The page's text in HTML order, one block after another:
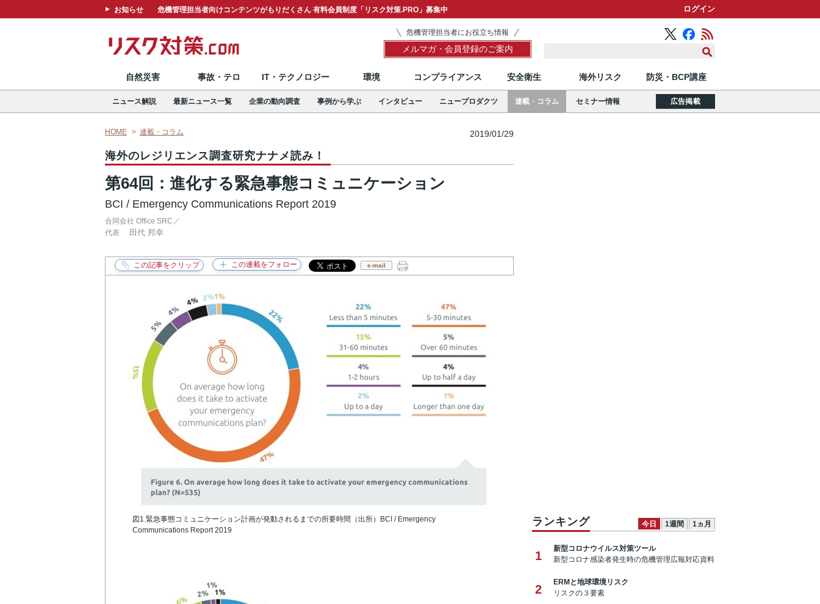
お知らせ 危機管理担当者向けコンテンツがもりだくさん 有料会員制度「リスク対策.PRO」募集中 ログイン
危機管理担当者にお役立ち情報
メルマガ・会員登録のご案内
自然災害 事故・テロ IT・テクノロジー 環境 コンプライアンス 安全衛生 海外リスク 防災・BCP講座
ニュース解説 最新ニュース一覧 企業の動向調査 事例から学ぶ インタビュー ニュープロダクツ 連載・コラム セミナー情報 広告掲載
HOME 連載・コラム 2019/01/29
海外のレジリエンス調査研究ナナメ読み！
第64回：進化する緊急事態コミュニケーション
BCI / Emergency Communications Report 2019
合同会社 Office SRC／
代表
田代 邦幸
e-mail
図1.緊急事態コミュニケーション計画が発動されるまでの所要時間（出所）BCI / Emergency
Communications Report 2019
ランキング 今日 1週間 1ヵ月
1
新型コロナウイルス対策ツール
新型コロナ感染者発生時の危機管理広報対応資料
2
ERMと地球環境リスク
リスクの３要素